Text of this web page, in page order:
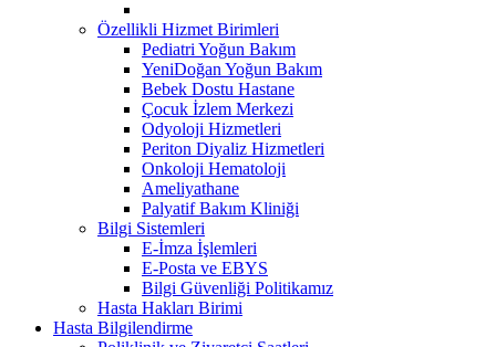
Özellikli Hizmet Birimleri
Pediatri Yoğun Bakım
YeniDoğan Yoğun Bakım
Bebek Dostu Hastane
Çocuk İzlem Merkezi
Odyoloji Hizmetleri
Periton Diyaliz Hizmetleri
Onkoloji Hematoloji
Ameliyathane
Palyatif Bakım Kliniği
Bilgi Sistemleri
E-İmza İşlemleri
E-Posta ve EBYS
Bilgi Güvenliği Politikamız
Hasta Hakları Birimi
Hasta Bilgilendirme